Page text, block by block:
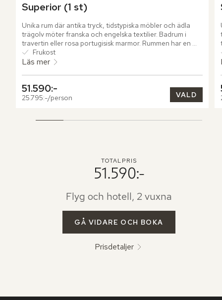
Superior (1 st)
Unika rum där antika tryck, tidstypiska möbler och ädla
trägolv möter franska och engelska textilier. Badrum i
travertin eller rosa portugisisk marmor. Rummen har en
fantastisk utsikt över Via Sistina och hotellets innergård.
Frukost
Läs mer
51.590:-
25.795:-/person VALD
TOTALPRIS
51.590:-
Flyg och hotell, 2 vuxna
GÅ VIDARE OCH BOKA
Prisdetaljer